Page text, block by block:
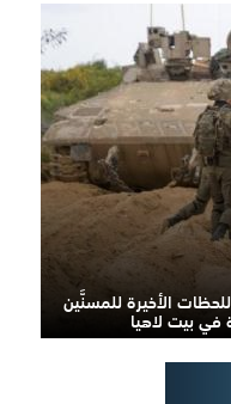
الأخيرة للمسنَّين
بيت لاهيا